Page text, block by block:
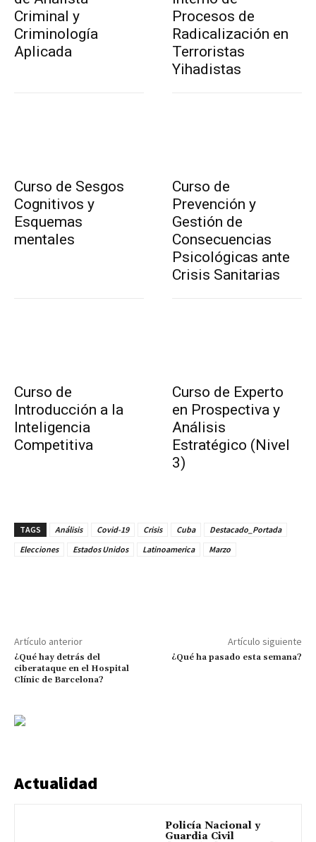
Criminal y
Criminología
Aplicada
Procesos de
Radicalización en
Terroristas
Yihadistas
Curso de Sesgos
Cognitivos y
Esquemas
mentales
Curso de
Prevención y
Gestión de
Consecuencias
Psicológicas ante
Crisis Sanitarias
Curso de
Introducción a la
Inteligencia
Competitiva
Curso de Experto
en Prospectiva y
Análisis
Estratégico (Nivel
3)
TAGS Análisis Covid-19 Crisis Cuba
Destacado_Portada
Elecciones
Estados Unidos Latinoamerica Marzo
Artículo anterior
¿Qué hay detrás del
ciberataque en el Hospital
Clínic de Barcelona?
Artículo siguiente
¿Qué ha pasado esta semana?
Actualidad
Policía Nacional y
Guardia Civil